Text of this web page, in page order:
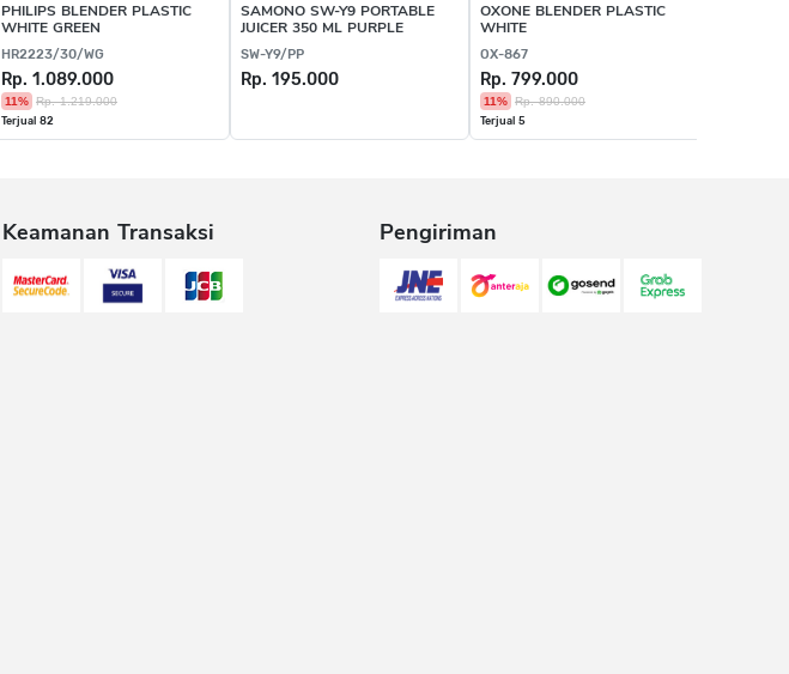
PHILIPS BLENDER PLASTIC
WHITE GREEN
HR2223/30/WG
Rp. 1.089.000
11% Rp. 1.219.000
Terjual 82
SAMONO SW-Y9 PORTABLE
JUICER 350 ML PURPLE
SW-Y9/PP
Rp. 195.000
OXONE BLENDER PLASTIC
WHITE
OX-867
Rp. 799.000
11% Rp. 890.000
Terjual 5
Keamanan Transaksi Pengiriman